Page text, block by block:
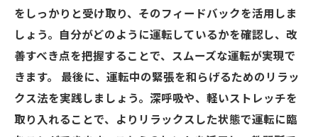
をしっかりと受け取り、そのフィードバックを活用しま
しょう。自分がどのように運転しているかを確認し、改
善すべき点を把握することで、スムーズな運転が実現で
きます。 最後に、運転中の緊張を和らげるためのリラッ
クス法を実践しましょう。深呼吸や、軽いストレッチを
取り入れることで、よりリラックスした状態で運転に臨